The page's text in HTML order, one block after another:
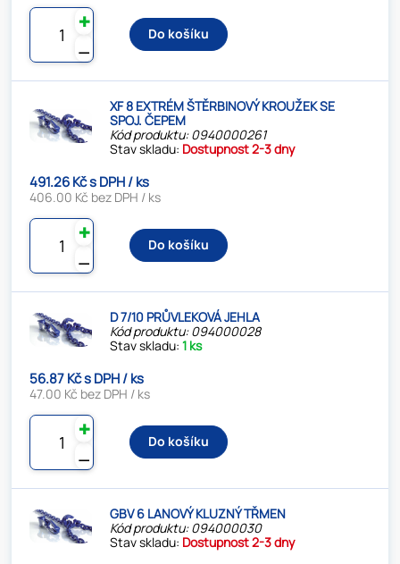
⚊
✚
Do košíku
XF 8 EXTRÉM ŠTĚRBINOVÝ KROUŽEK SE
SPOJ. ČEPEM
Kód produktu: 0940000261
Stav skladu: Dostupnost 2-3 dny
491.26 Kč s DPH / ks
406.00 Kč bez DPH / ks
⚊
✚
Do košíku
D 7/10 PRŮVLEKOVÁ JEHLA
Kód produktu: 094000028
Stav skladu:1 ks
56.87 Kč s DPH / ks
47.00 Kč bez DPH / ks
⚊
✚
Do košíku
GBV 6 LANOVÝ KLUZNÝ TŘMEN
Kód produktu: 094000030
Stav skladu: Dostupnost 2-3 dny